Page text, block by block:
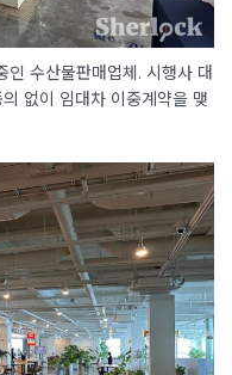
인 수산물판매업체. 시행사 대
없이 임대차 이중계약을 맺